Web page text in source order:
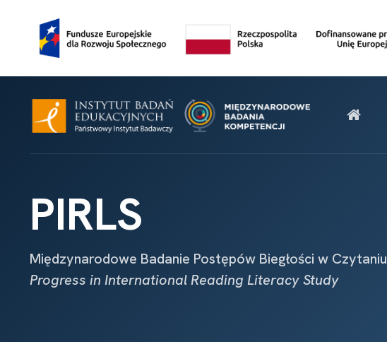
PIRLS
Międzynarodowe Badanie Postępów Biegłości w Czytaniu
Progress in International Reading Literacy Study